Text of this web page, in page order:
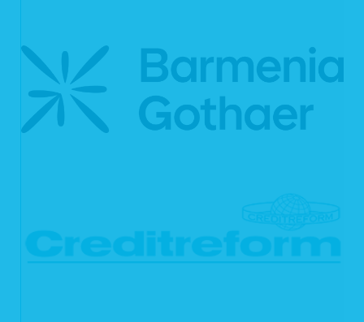
IP-Adresse des anfordernden Rechners
Webseite, von der aus der Nutzer auf unsere Webseite gelangt ist
Webseite, die der Nutzer über unsere Webseite aufruft
Die aufgelisteten Daten erheben wir, um einen reibungslosen Verbindungsaufbau
der Webseite zu gewährleisten und eine komfortable Nutzung unserer Webseite
durch die Nutzer zu ermöglichen.
Speicherung der Daten bzw. der Logfiles ist ebenfalls Art. 6 Abs. 1 lit. f DSGVO
Aus Gründen der technischen Sicherheit, insbesondere zur Abwehr von
Angriffsversuchen auf unseren Webserver, werden diese Daten von uns
kurzzeitig gespeichert. Anhand dieser Daten ist uns ein Rückschluss auf